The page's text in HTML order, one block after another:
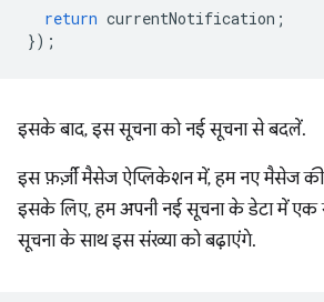
return currentNotification ;
});
इसके बाद, इस सूचना को नई सूचना से बदलें.
इस फ़र्ज़ी मैसेज ऐप्लिकेशन में, हम नए मैसेज की
इसके लिए, हम अपनी नई सूचना के डेटा में एक
सूचना के साथ इस संख्या को बढ़ाएंगे.